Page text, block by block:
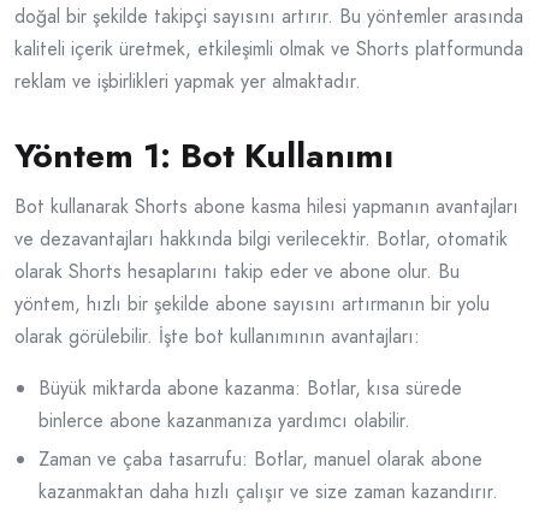
doğal bir şekilde takipçi sayısını artırır. Bu yöntemler arasında
kaliteli içerik üretmek, etkileşimli olmak ve Shorts platformunda
reklam ve işbirlikleri yapmak yer almaktadır.
Yöntem 1: Bot Kullanımı
Bot kullanarak Shorts abone kasma hilesi yapmanın avantajları
ve dezavantajları hakkında bilgi verilecektir. Botlar, otomatik
olarak Shorts hesaplarını takip eder ve abone olur. Bu
yöntem, hızlı bir şekilde abone sayısını artırmanın bir yolu
olarak görülebilir. İşte bot kullanımının avantajları:
Büyük miktarda abone kazanma: Botlar, kısa sürede
binlerce abone kazanmanıza yardımcı olabilir.
Zaman ve çaba tasarrufu: Botlar, manuel olarak abone
kazanmaktan daha hızlı çalışır ve size zaman kazandırır.